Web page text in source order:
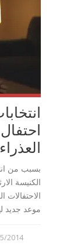
الكنيسة
الاحتفالات
موعد جديد
2014